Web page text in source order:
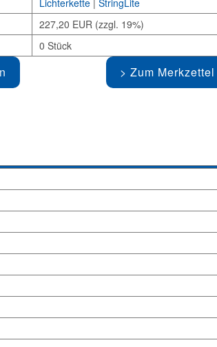
Lichterkette| StringLite
227,20 EUR (zzgl. 19%)
0 Stück
Zum